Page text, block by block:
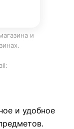
и
и удобное